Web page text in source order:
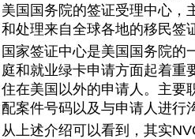
美国国务院的签证受理中心，
和处理来自全球各地的移民签
国家签证中心是美国国务院的
庭和就业绿卡申请方面起着重
住在美国以外的申请人。主要
配案件号码以及与申请人进行
从上述介绍可以看到，其实